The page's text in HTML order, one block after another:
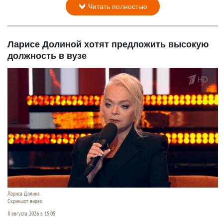
Читать полностью
Ларисе Долиной хотят предложить высокую
должность в вузе
Лариса Долина.
Скриншот видео
8 августа 2026 в 15:05